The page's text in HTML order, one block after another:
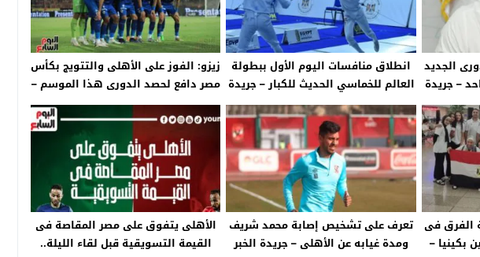
الجديد
– جريدة
انطلاق منافسات اليوم الأول ببطولة
العالم للخماسي الحديث للكبار – جريدة
الخبر اليوم
زيزو: الفوز على الأهلى والتتويج بكأس
مصر دافع لحصد الدورى هذا الموسم –
جريدة الخبر اليوم
الفرق فى
بكينيا –
تعرف على تشخيص إصابة محمد شريف
ومدة غيابه عن الأهلى – جريدة الخبر
الأهلى يتفوق على مصر المقاصة فى
القيمة التسويقية قبل لقاء الليلة..